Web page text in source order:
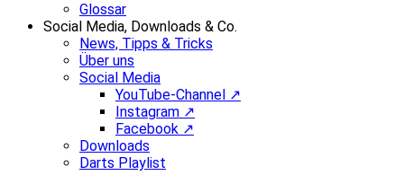
Glossar
Social Media, Downloads & Co.
News, Tipps & Tricks
Über uns
Social Media
YouTube-Channel ↗
Instagram ↗
Facebook ↗
Downloads
Darts Playlist